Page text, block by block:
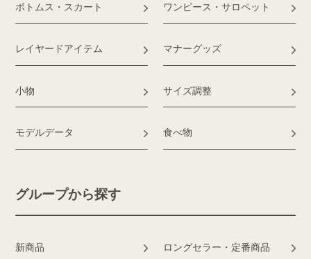
ボトムス・スカート ワンピース・サロペット
レイヤードアイテム マナーグッズ
小物 サイズ調整
モデルデータ 食べ物
グループから探す
新商品 ロングセラー・定番商品